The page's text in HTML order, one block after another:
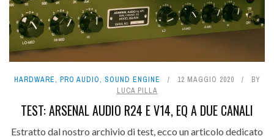
HARDWARE, PRO AUDIO, SOUND ENGINE 12 MAGGIO 2020
BY
LUCA PILLA
TEST: ARSENAL AUDIO R24 E V14, EQ A DUE CANALI
Estratto dal nostro archivio di test, ecco un articolo dedicato